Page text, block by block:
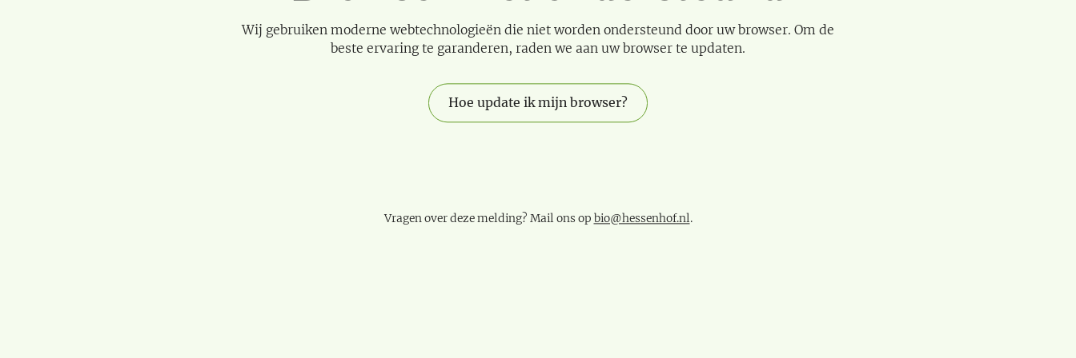
Wij gebruiken moderne webtechnologieën die niet worden ondersteund door uw browser. Om de
beste ervaring te garanderen, raden we aan uw browser te updaten.
Hoe update ik mijn browser?
Vragen over deze melding? Mail ons op bio@hessenhof.nl.